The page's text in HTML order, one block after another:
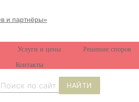
Услуги и цены Решение споров
Контакты
НАЙТИ